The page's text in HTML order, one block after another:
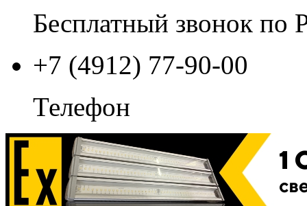
Бесплатный звонок по
+7 (4912) 77-90-00
Телефон